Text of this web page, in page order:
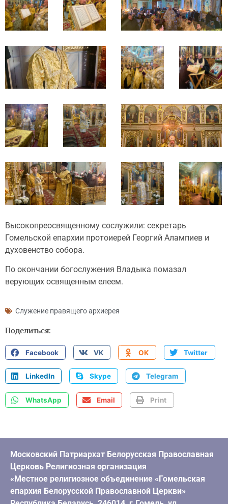
Высокопреосвященному сослужили: секретарь
Гомельской епархии протоиерей Георгий Алампиев и
духовенство собора.
По окончании богослужения Владыка помазал
верующих освященным елеем.
Служение правящего архиерея
Поделиться:
Facebook VK OK Twitter
LinkedIn Skype Telegram
WhatsApp Email Print
Московский Патриархат Белорусская Православная
Церковь Религиозная организация
«Местное религиозное объединение «Гомельская
епархия Белорусской Православной Церкви»